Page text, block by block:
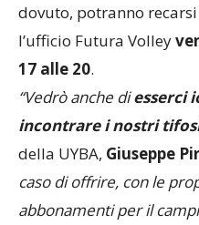
dovuto, potranno
l’ufficio Futura Volley
17 alle 20.
“Vedrò anche diesserci
incontrare i nostri
della UYBA, Giuseppe
caso di offrire, con le
abbonamenti per il